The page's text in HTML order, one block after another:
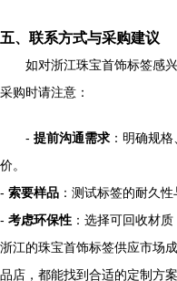
五、联系方式与采购建议
如对浙江珠宝首饰标签感
采购时请注意：
- 提前沟通需求 ：明确规
价。
- 索要样品 ：测试标签的耐久
- 考虑环保性 ：选择可回收材
浙江的珠宝首饰标签供应市场
品店，都能找到合适的定制方